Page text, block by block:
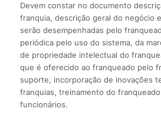
Devem constar no documento
franquia, descrição geral do negócio
serão desempenhadas pelo
periódica pelo uso do sistema, da
de propriedade intelectual do
que é oferecido ao franqueado pelo
suporte, incorporação de inovações
franquias, treinamento do
funcionários.